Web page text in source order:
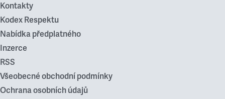
Kontakty
Kodex Respektu
Nabídka předplatného
Inzerce
RSS
Všeobecné obchodní podmínky
Ochrana osobních údajů